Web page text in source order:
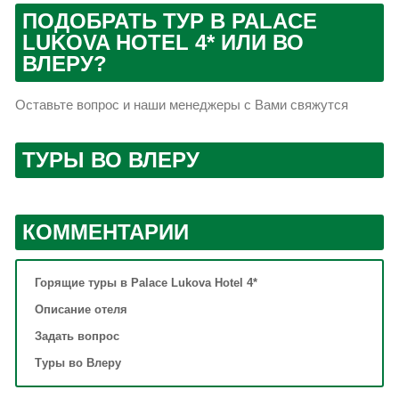
ПОДОБРАТЬ ТУР В PALACE
LUKOVA HOTEL 4* ИЛИ ВО
ВЛЕРУ?
Оставьте вопрос и наши менеджеры с Вами свяжутся
ТУРЫ ВО ВЛЕРУ
КОММЕНТАРИИ
Горящие туры в Palace Lukova Hotel 4*
Описание отеля
Задать вопрос
Туры во Влеру